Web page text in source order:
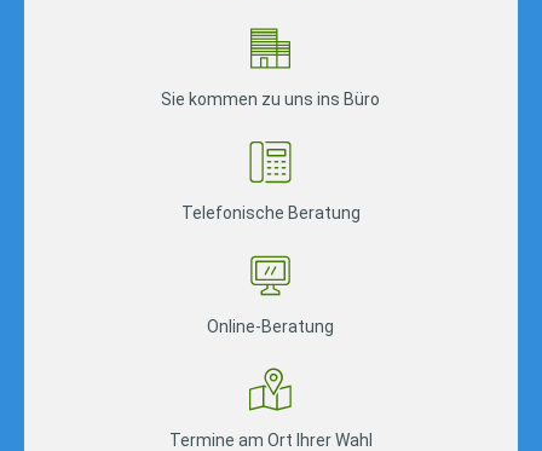
Sie kommen zu uns ins Büro
Telefonische Beratung
Online-Beratung
Termine am Ort Ihrer Wahl